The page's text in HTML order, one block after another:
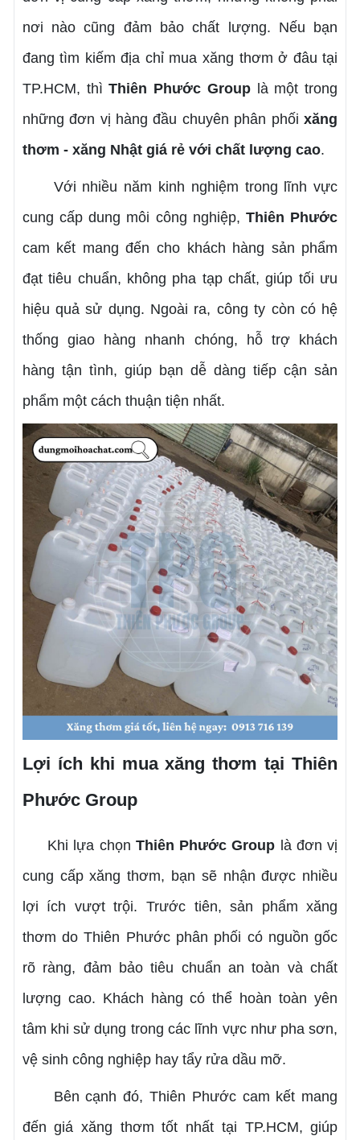
nơi nào cũng đảm bảo chất lượng. Nếu bạn
đang tìm kiếm địa chỉ mua xăng thơm ở đâu tại
TP.HCM, thìThiên Phước Grouplà một trong
những đơn vị hàng đầu chuyên phân phốixăng
thơm - xăng Nhật giá rẻ với chất lượng cao.
Với nhiều năm kinh nghiệm trong lĩnh vực
cung cấp dung môi công nghiệp, Thiên Phước
cam kết mang đến cho khách hàng sản phẩm
đạt tiêu chuẩn, không pha tạp chất, giúp tối ưu
hiệu quả sử dụng. Ngoài ra, công ty còn có hệ
thống giao hàng nhanh chóng, hỗ trợ khách
hàng tận tình, giúp bạn dễ dàng tiếp cận sản
phẩm một cách thuận tiện nhất.
Lợi ích khi mua xăng thơm tại Thiên
Phước Group
Khi lựa chọn Thiên Phước Group là đơn vị
cung cấp xăng thơm, bạn sẽ nhận được nhiều
lợi ích vượt trội. Trước tiên, sản phẩm xăng
thơm do Thiên Phước phân phối có nguồn gốc
rõ ràng, đảm bảo tiêu chuẩn an toàn và chất
lượng cao. Khách hàng có thể hoàn toàn yên
tâm khi sử dụng trong các lĩnh vực như pha sơn,
vệ sinh công nghiệp hay tẩy rửa dầu mỡ.
Bên cạnh đó, Thiên Phước cam kết mang
đến giá xăng thơm tốt nhất tại TP.HCM, giúp